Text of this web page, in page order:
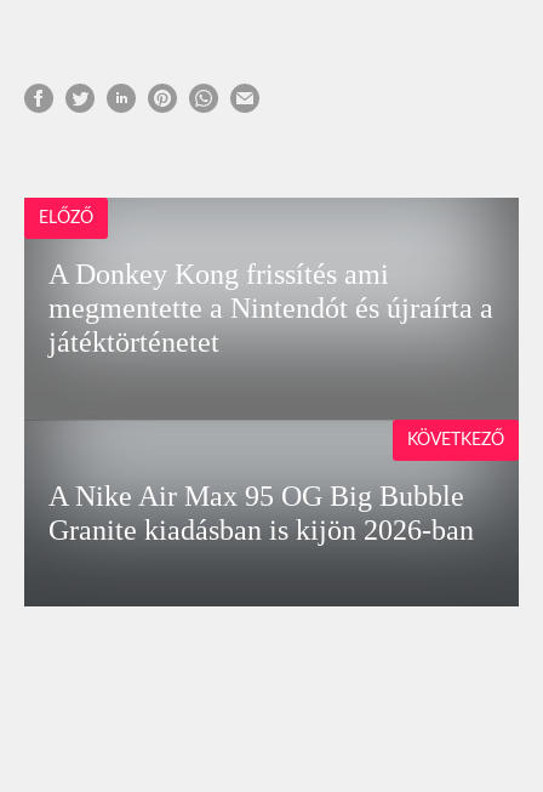
ELŐZŐ
A Donkey Kong frissítés ami
megmentette a Nintendót és újraírta a
játéktörténetet
A Nike Air Max 95 OG Big Bubble
Granite kiadásban is kijön 2026-ban
KÖVETKEZŐ